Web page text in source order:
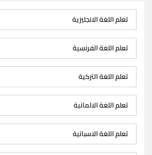
تعلم اللغة الانجليزية
تعلم اللغة الفرنسية
تعلم اللغة التركية
تعلم اللغة الالمانية
تعلم اللغة الاسبانية